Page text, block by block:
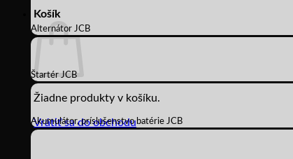
Košík
Žiadne produkty v košíku.
Vrátiť sa do obchodu
Alternátor JCB
Štartér JCB
Akumulátor, príslušenstvo batérie JCB